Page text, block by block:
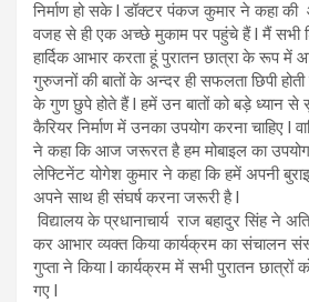
निर्माण हो सके l डॉक्टर पंकज कुमार ने कहा
वजह से ही एक अच्छे मुकाम पर पहुंचे हैं l मैं सभी
हार्दिक आभार करता हूं पुरातन छात्रा के रूप में
गुरुजनों की बातों के अन्दर ही सफलता छिपी
के गुण छुपे होते हैं l हमें उन बातों को बड़े ध्यान से
कैरियर निर्माण में उनका उपयोग करना चाहिए l
ने कहा कि आज जरूरत है हम मोबाइल का
लेफ्टिनेंट योगेश कुमार ने कहा कि हमें अपनी
अपने साथ ही संघर्ष करना जरूरी है l
विद्यालय के प्रधानाचार्य राज बहादुर सिंह ने
कर आभार व्यक्त किया कार्यक्रम का संचालन
गुप्ता ने किया l कार्यक्रम में सभी पुरातन छात्रों
गए l